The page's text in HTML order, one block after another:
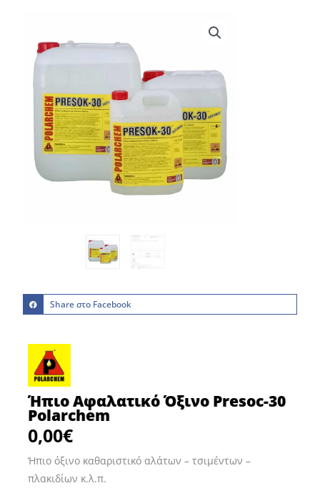
Share στο Facebook
Ήπιο Αφαλατικό Όξινο Presoc-30
Polarchem
0,00€
Ήπιο όξινο καθαριστικό αλάτων – τσιμέντων –
πλακιδίων κ.λ.π.